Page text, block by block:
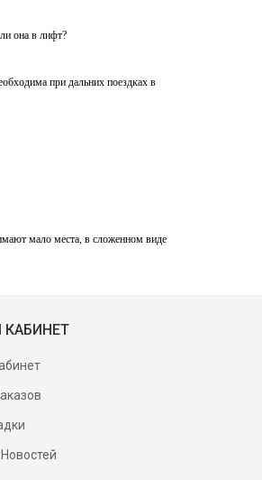
она в лифт?
при дальних поездках в
мало места, в сложенном виде